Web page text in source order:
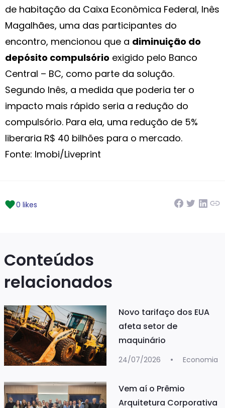
de habitação da Caixa Econômica Federal, Inês
Magalhães, uma das participantes do
encontro, mencionou que a diminuição do
depósito compulsório exigido pelo Banco
Central – BC, como parte da solução.
Segundo Inês, a medida que poderia ter o
impacto mais rápido seria a redução do
compulsório. Para ela, uma redução de 5%
liberaria R$ 40 bilhões para o mercado.
Fonte: Imobi/Liveprint
0 likes
Conteúdos
relacionados
Novo tarifaço dos EUA
afeta setor de
maquinário
24/07/2026 Economia
Vem aí o Prêmio
Arquitetura Corporativa